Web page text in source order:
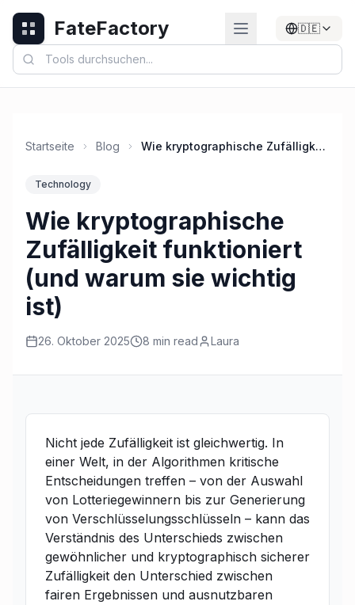
FateFactory 🇩🇪
Startseite Blog Wie kryptographische Zufälligkeit funktioniert (und warum sie wichtig ist)
Technology
Wie kryptographische
Zufälligkeit funktioniert
(und warum sie wichtig
ist)
26. Oktober 2025 8 min read Laura
Nicht jede Zufälligkeit ist gleichwertig. In
einer Welt, in der Algorithmen kritische
Entscheidungen treffen – von der Auswahl
von Lotteriegewinnern bis zur Generierung
von Verschlüsselungsschlüsseln – kann das
Verständnis des Unterschieds zwischen
gewöhnlicher und kryptographisch sicherer
Zufälligkeit den Unterschied zwischen
fairen Ergebnissen und ausnutzbaren